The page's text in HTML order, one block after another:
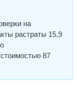
на
растраты 15,9
87